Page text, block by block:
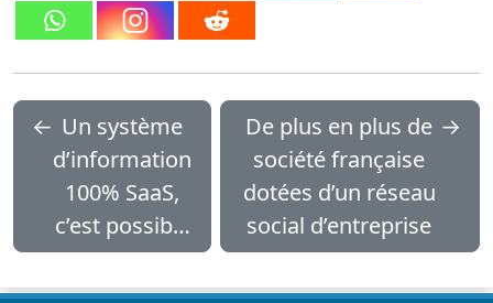
← Un système
d’information
100% SaaS,
c’est possible
!
De plus en plus de
société française
dotées d’un réseau
social d’entreprise
→